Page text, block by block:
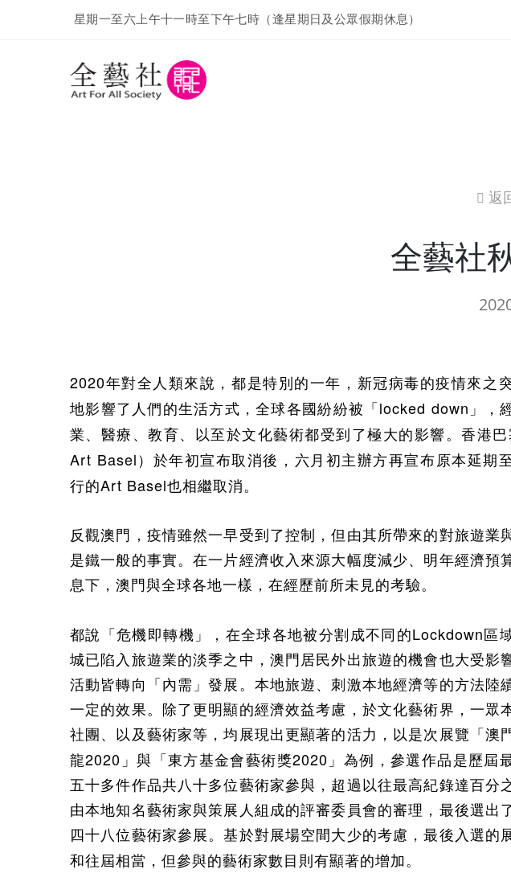
星期一至六上午十一時至下午七時（逢星期日及公眾假期休息）
icon
返
全藝社
2020年對全人類來說，都是特別的一年，新冠病毒的疫情來之
地影響了人們的生活方式，全球各國紛紛被「 locked down 」，
業、醫療、教育、以至於文化藝術都受到了極大的影響。香港巴
Art Basel ）於年初宣布取消後，六月初主辦方再宣布原本延期
行的Art Basel也相繼取消。
反觀澳門，疫情雖然一早受到了控制，但由其所帶來的對旅遊業
是鐵一般的事實。在一片經濟收入來源大幅度減少、明年經濟預
息下，澳門與全球各地一樣，在經歷前所未見的考驗。
都說「危機即轉機」，在全球各地被分割成不同的Lockdown 區
城已陷入旅遊業的淡季之中，澳門居民外出旅遊的機會也大受影
活動皆轉向「內需」發展。本地旅遊、刺激本地經濟等的方法陸
一定的效果。除了更明顯的經濟效益考慮，於文化藝術界，一眾
社團、以及藝術家等，均展現出更顯著的活力，以是次展覽「澳
龍2020 」與「東方基金會藝術獎2020 」為例，參選作品是歷屆
五十多件作品共八十多位藝術家參與，超過以往最高紀錄達百分
由本地知名藝術家與策展人組成的評審委員會的審理，最後選出
四十八位藝術家參展。基於對展場空間大少的考慮，最後入選的
和往屆相當，但參與的藝術家數目則有顯著的增加。